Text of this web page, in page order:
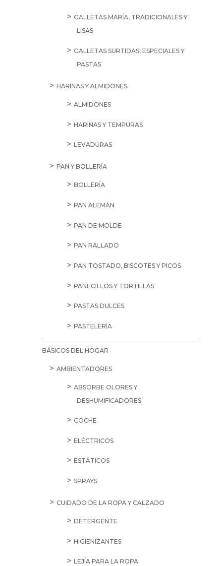
GALLETAS MARÍA, TRADICIONALES Y
LISAS
GALLETAS SURTIDAS, ESPECIALES Y
PASTAS
HARINAS Y ALMIDONES
ALMIDONES
HARINAS Y TEMPURAS
LEVADURAS
PAN Y BOLLERÍA
BOLLERÍA
PAN ALEMÁN
PAN DE MOLDE
PAN RALLADO
PAN TOSTADO, BISCOTES Y PICOS
PANECILLOS Y TORTILLAS
PASTAS DULCES
PASTELERÍA
BÁSICOS DEL HOGAR
AMBIENTADORES
ABSORBE OLORES Y
DESHUMIFICADORES
COCHE
ELÉCTRICOS
ESTÁTICOS
SPRAYS
CUIDADO DE LA ROPA Y CALZADO
DETERGENTE
HIGIENIZANTES
LEJÍA PARA LA ROPA